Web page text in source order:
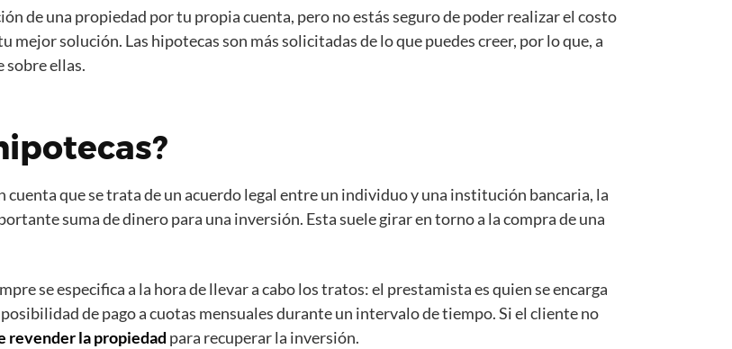
de una propiedad por tu propia cuenta, pero no estás seguro de poder realizar el costo
solución. Las hipotecas son más solicitadas de lo que puedes creer, por lo que, a
sobre ellas.
cuenta que se trata de un acuerdo legal entre un individuo y una institución bancaria, la
suma de dinero para una inversión. Esta suele girar en torno a la compra de una
se especifica a la hora de llevar a cabo los tratos: el prestamista es quien se encarga
de pago a cuotas mensuales durante un intervalo de tiempo. Si el cliente no
revender la propiedad para recuperar la inversión.